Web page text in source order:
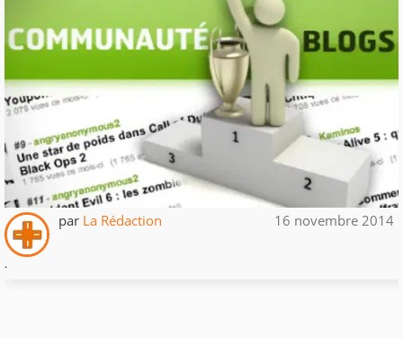
par La Rédaction 16 novembre 2014
.